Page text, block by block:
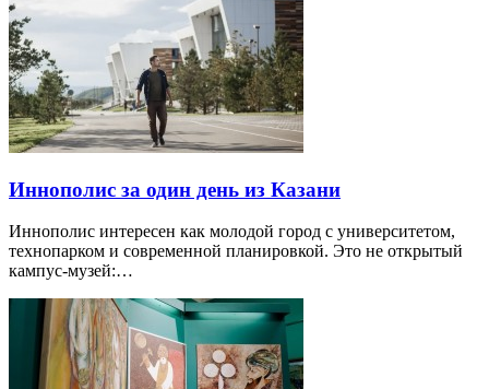
Иннополис за один день из Казани
Иннополис интересен как молодой город с университетом,
технопарком и современной планировкой. Это не открытый
кампус-музей:…